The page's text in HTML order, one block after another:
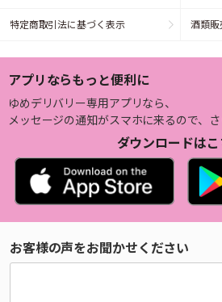
特定商取引法に基づく表示 酒類販
アプリならもっと便利に
ゆめデリバリー専用アプリなら、
メッセージの通知がスマホに来るので、さ
ダウンロードはこ
お客様の声をお聞かせください